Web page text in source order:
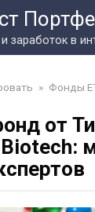
заработок в
» Фонды
от
Biotech: